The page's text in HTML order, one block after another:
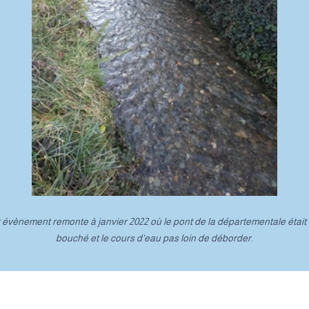
remonte à janvier 2022 où le pont de la départementale
bouché et le cours d'eau pas loin de déborder.